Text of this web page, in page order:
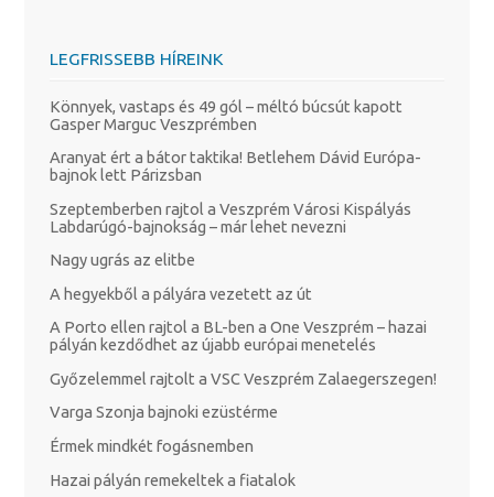
LEGFRISSEBB HÍREINK
Könnyek, vastaps és 49 gól – méltó búcsút kapott
Gasper Marguc Veszprémben
Aranyat ért a bátor taktika! Betlehem Dávid Európa-
bajnok lett Párizsban
Szeptemberben rajtol a Veszprém Városi Kispályás
Labdarúgó-bajnokság – már lehet nevezni
Nagy ugrás az elitbe
A hegyekből a pályára vezetett az út
A Porto ellen rajtol a BL-ben a One Veszprém – hazai
pályán kezdődhet az újabb európai menetelés
Győzelemmel rajtolt a VSC Veszprém Zalaegerszegen!
Varga Szonja bajnoki ezüstérme
Érmek mindkét fogásnemben
Hazai pályán remekeltek a fiatalok